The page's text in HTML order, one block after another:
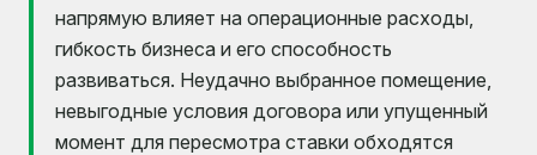
напрямую влияет на операционные расходы,
гибкость бизнеса и его способность
развиваться. Неудачно выбранное помещение,
невыгодные условия договора или упущенный
момент для пересмотра ставки обходятся